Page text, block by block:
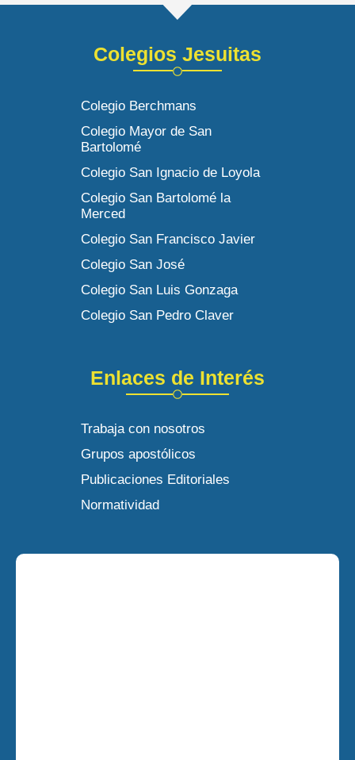
Colegios Jesuitas
Colegio Berchmans
Colegio Mayor de San
Bartolomé
Colegio San Ignacio de Loyola
Colegio San Bartolomé la
Merced
Colegio San Francisco Javier
Colegio San José
Colegio San Luis Gonzaga
Colegio San Pedro Claver
Enlaces de Interés
Trabaja con nosotros
Grupos apostólicos
Publicaciones Editoriales
Normatividad